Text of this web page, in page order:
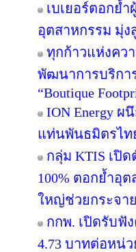
เบเยอร์ตอกย้ำ
อุตสาหกรรม มุ่ง
ทุกก้าวแห่งคว
พัฒนาการบริกา
“Boutique
ION Energy
แท่นพันธมิตรไท
กลุ่ม KTIS เปิ
100% ตอกย้ำอุ
ใหญ่ช่วยกระจา
กกพ. เปิดรับฟัง
4.73 บาทต่อหน่ว